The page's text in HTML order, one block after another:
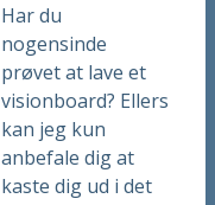
Har du
nogensinde
prøvet at lave et
visionboard? Ellers
kan jeg kun
anbefale dig at
kaste dig ud i det